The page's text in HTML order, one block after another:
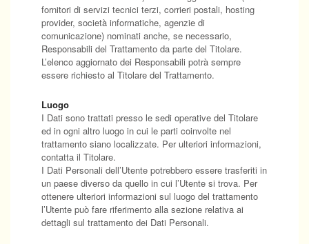
fornitori di servizi tecnici terzi, corrieri postali, hosting
provider, società informatiche, agenzie di
comunicazione) nominati anche, se necessario,
Responsabili del Trattamento da parte del Titolare.
L’elenco aggiornato dei Responsabili potrà sempre
essere richiesto al Titolare del Trattamento.
Luogo
I Dati sono trattati presso le sedi operative del Titolare
ed in ogni altro luogo in cui le parti coinvolte nel
trattamento siano localizzate. Per ulteriori informazioni,
contatta il Titolare.
I Dati Personali dell’Utente potrebbero essere trasferiti in
un paese diverso da quello in cui l’Utente si trova. Per
ottenere ulteriori informazioni sul luogo del trattamento
l’Utente può fare riferimento alla sezione relativa ai
dettagli sul trattamento dei Dati Personali.